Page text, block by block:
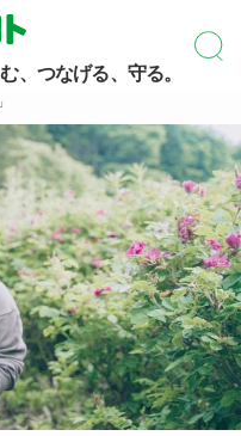
、つなげる、守る。